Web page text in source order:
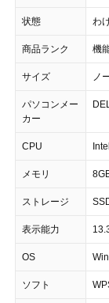
状態 わ
商品ランク 機
サイズ ノ
パソコンメー
カー
CPU
メモリ
ストレージ
表示能力
OS
ソフト